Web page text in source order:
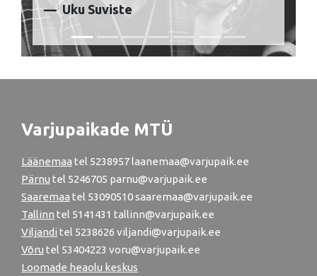
Uku Suviste
Varjupaikade MTÜ
Läänemaa tel 5238957 laanemaa@varjupaik.ee
Pärnu tel 5246705 parnu@varjupaik.ee
Saaremaa tel 53090510 saaremaa@varjupaik.ee
Tallinn tel 5141431 tallinn@varjupaik.ee
Viljandi tel 5238626 viljandi@varjupaik.ee
Võru tel 53404223 voru@varjupaik.ee
Loomade heaolu keskus